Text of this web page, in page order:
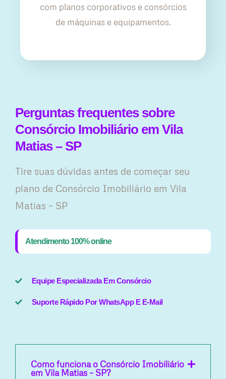
com planos corporativos e consórcios
de máquinas e equipamentos.
Perguntas frequentes sobre
Consórcio Imobiliário em Vila
Matias – SP
Tire suas dúvidas antes de começar seu
plano ​de Consórcio Imobiliário em Vila
Matias – SP
Atendimento 100% online
Equipe Especializada Em Consórcio
Suporte Rápido Por WhatsApp E E-Mail
Como funciona o Consórcio Imobiliário
em Vila Matias – SP?